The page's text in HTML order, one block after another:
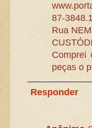
87-
Rua
Comprei
peças o
Responder